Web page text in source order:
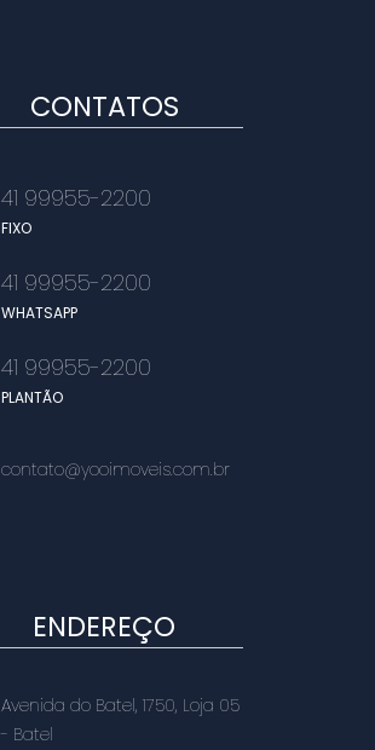
CONTATOS
41 99955-2200
FIXO
41 99955-2200
WHATSAPP
41 99955-2200
PLANTÃO
contato@yooimoveis.com.br
ENDEREÇO
Avenida do Batel, 1750, Loja 05
- Batel